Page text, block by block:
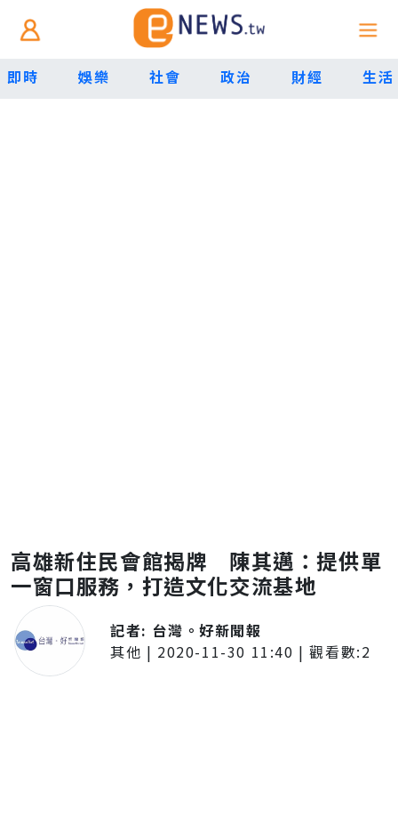
即時 娛樂 社會 政治 財經 生活
高雄新住民會館揭牌 陳其邁：提供單
一窗口服務，打造文化交流基地
記者: 台灣。好新聞報
其他 | 2020-11-30 11:40 | 觀看數:2